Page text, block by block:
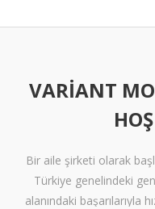
VARIANT
Bir aile şirketi olarak
Türkiye genelindeki
alanındaki başarılarıyla